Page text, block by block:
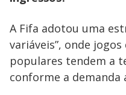
A Fifa adotou uma
variáveis”, onde
populares tendem a
conforme a demanda